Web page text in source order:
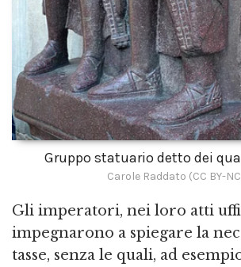
Gruppo statuario detto dei
Carole Raddato (CC BY-
Gli imperatori, nei loro atti
impegnarono a spiegare la
tasse, senza le quali, ad